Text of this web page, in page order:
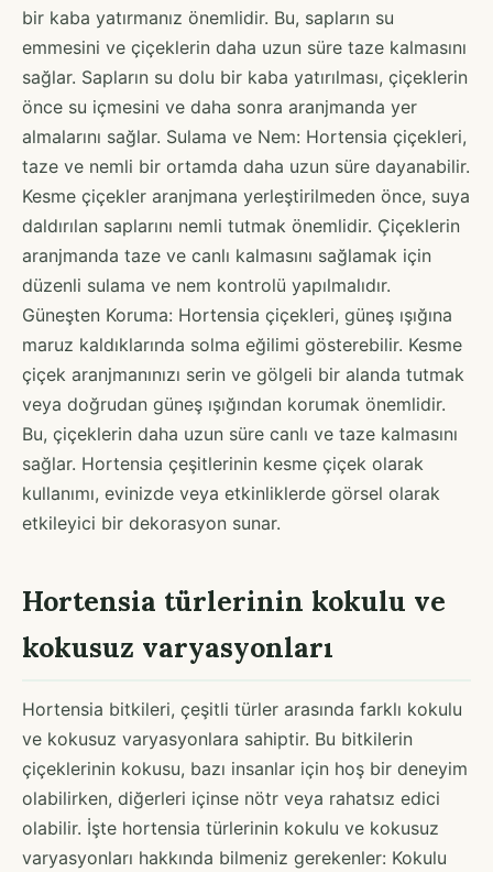
bir kaba yatırmanız önemlidir. Bu, sapların su
emmesini ve çiçeklerin daha uzun süre taze kalmasını
sağlar. Sapların su dolu bir kaba yatırılması, çiçeklerin
önce su içmesini ve daha sonra aranjmanda yer
almalarını sağlar. Sulama ve Nem: Hortensia çiçekleri,
taze ve nemli bir ortamda daha uzun süre dayanabilir.
Kesme çiçekler aranjmana yerleştirilmeden önce, suya
daldırılan saplarını nemli tutmak önemlidir. Çiçeklerin
aranjmanda taze ve canlı kalmasını sağlamak için
düzenli sulama ve nem kontrolü yapılmalıdır.
Güneşten Koruma: Hortensia çiçekleri, güneş ışığına
maruz kaldıklarında solma eğilimi gösterebilir. Kesme
çiçek aranjmanınızı serin ve gölgeli bir alanda tutmak
veya doğrudan güneş ışığından korumak önemlidir.
Bu, çiçeklerin daha uzun süre canlı ve taze kalmasını
sağlar. Hortensia çeşitlerinin kesme çiçek olarak
kullanımı, evinizde veya etkinliklerde görsel olarak
etkileyici bir dekorasyon sunar.
Hortensia türlerinin kokulu ve
kokusuz varyasyonları
Hortensia bitkileri, çeşitli türler arasında farklı kokulu
ve kokusuz varyasyonlara sahiptir. Bu bitkilerin
çiçeklerinin kokusu, bazı insanlar için hoş bir deneyim
olabilirken, diğerleri içinse nötr veya rahatsız edici
olabilir. İşte hortensia türlerinin kokulu ve kokusuz
varyasyonları hakkında bilmeniz gerekenler: Kokulu